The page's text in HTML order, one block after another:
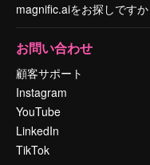
magnific.aiをお探しですか
お問い合わせ
顧客サポート
Instagram
YouTube
LinkedIn
TikTok